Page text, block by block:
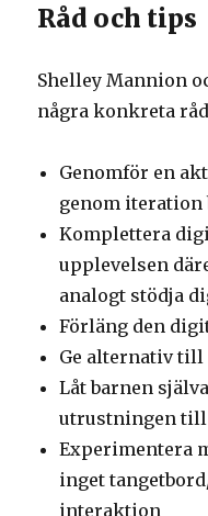
Råd och tips
Shelley Mannion
några konkreta
Genomför en
genom
Komplettera
upplevelsen
analogt stödja
Förläng den
Ge alternativ
Låt barnen
utrustningen till
Experimentera
inget
interaktion